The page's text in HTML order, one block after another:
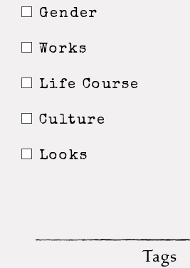
Gender
Works
Life Course
Culture
Looks
Tags